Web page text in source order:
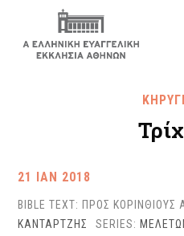
21 ΙΑΝ 2018
BIBLE TEXT: ΠΡΟΣ ΚΟΡΙΝΘΙΟΥΣ
ΚΑΝΤΑΡΤΖΗΣ
SERIES: